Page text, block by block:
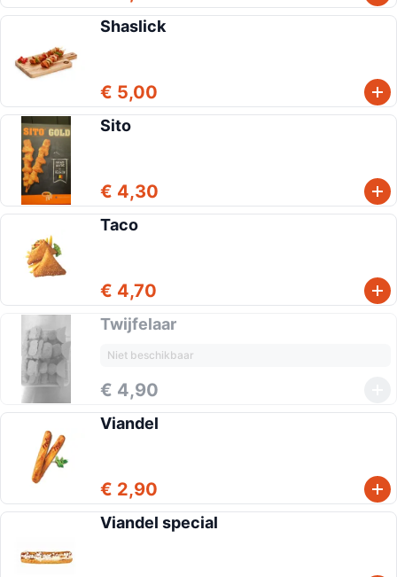
Shaslick
€ 5,00
Sito
€ 4,30
Taco
€ 4,70
Twijfelaar
Niet beschikbaar
€ 4,90
Viandel
€ 2,90
Viandel special